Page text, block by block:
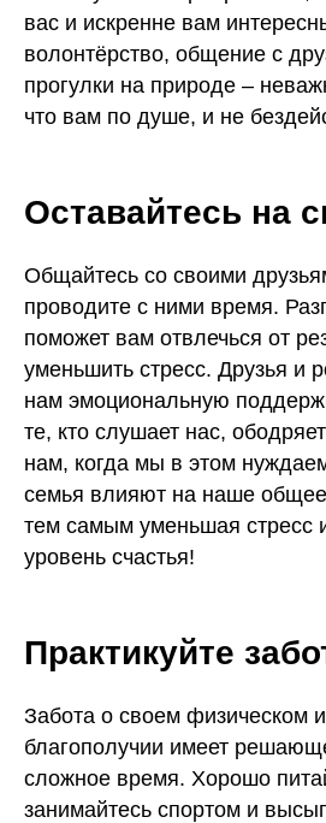
вас и искренне вам
волонтёрство, общение с
прогулки на природе –
что вам по душе, и не
Оставайтесь на
Общайтесь со своими
проводите с ними время.
поможет вам отвлечься от
уменьшить стресс. Друзья и
нам эмоциональную
те, кто слушает нас,
нам, когда мы в этом
семья влияют на наше общее
тем самым уменьшая стресс
уровень счастья!
Практикуйте
Забота о своем физическом
благополучии имеет
сложное время. Хорошо
занимайтесь спортом и